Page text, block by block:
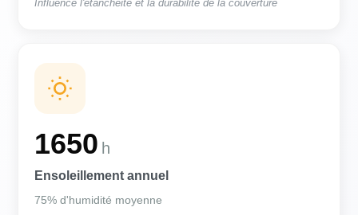
Influence l'étanchéité et la durabilité de la couverture
1650 h
Ensoleillement annuel
75% d'humidité moyenne